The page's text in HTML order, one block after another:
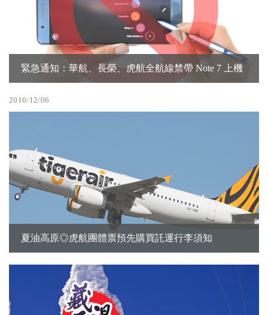
緊急通知：華航、長榮、虎航全航線禁帶 Note 7 上機
2016/12/06
夏油高原◎虎航團體票預先購買託運行李須知